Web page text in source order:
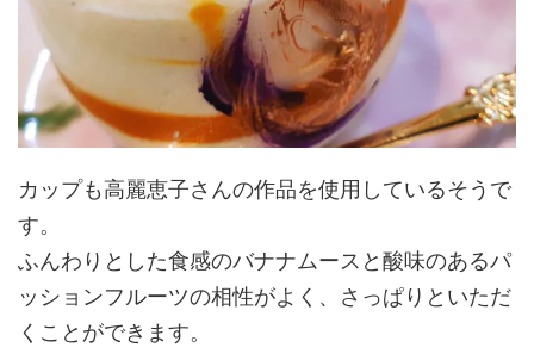
カップも高麗恵子さんの作品を使用しているそうで
す。
ふんわりとした食感のバナナムースと酸味のあるパ
ッションフルーツの相性がよく、さっぱりといただ
くことができます。